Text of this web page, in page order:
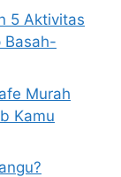
5 Aktivitas
Basah-
Murah
Kamu